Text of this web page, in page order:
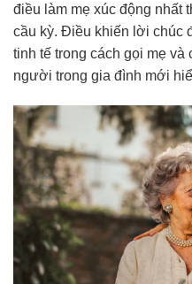
điều làm mẹ xúc động nhất
cầu kỳ. Điều khiến lời chúc
tinh tế trong cách gọi mẹ
người trong gia đình mới